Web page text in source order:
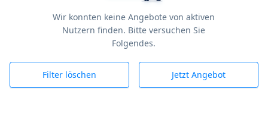
Wir konnten keine Angebote von aktiven
Nutzern finden. Bitte versuchen Sie
Folgendes.
Filter löschen Jetzt Angebot